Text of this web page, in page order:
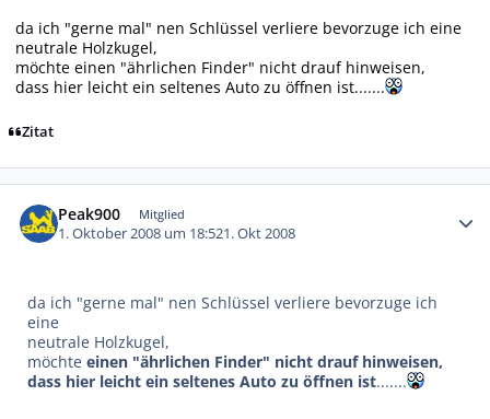
da ich "gerne mal" nen Schlüssel verliere bevorzuge ich eine
neutrale Holzkugel,
möchte einen "ährlichen Finder" nicht drauf hinweisen,
dass hier leicht ein seltenes Auto zu öffnen ist.......
Zitat
Peak900 Mitglied
1. Oktober 2008 um 18:521. Okt 2008
da ich "gerne mal" nen Schlüssel verliere bevorzuge ich
eine
neutrale Holzkugel,
möchteeinen "ährlichen Finder" nicht drauf hinweisen,
dass hier leicht ein seltenes Auto zu öffnen ist.......